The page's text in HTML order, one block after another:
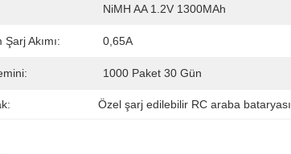
NiMH AA 1.2V 1300MAh
Akımı: 0,65A
1000 Paket 30 Gün
Özel şarj edilebilir RC araba bataryası